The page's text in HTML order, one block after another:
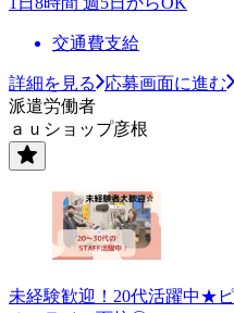
交通費支給
詳細を見る
応募画面に進む
派遣労働者
ａｕショップ彦根
未経験歓迎！20代活躍中★